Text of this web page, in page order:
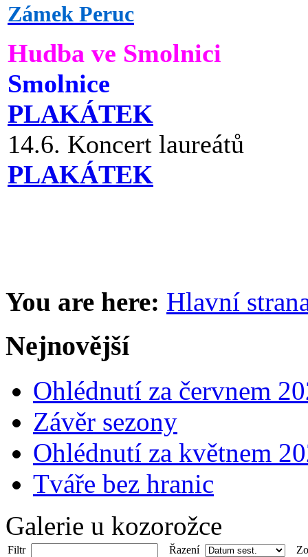
Zámek Peruc
Hudba ve Smolnici
Smolnice
PLAKÁTEK
14.6. Koncert laureátů
PLAKÁTEK
You are here: Hlavní
Nejnovější
Ohlédnutí za červnem
Závěr sezony
Ohlédnutí za květnem
Tváře bez hranic
Galerie u kozorožce
Filtr Řazení